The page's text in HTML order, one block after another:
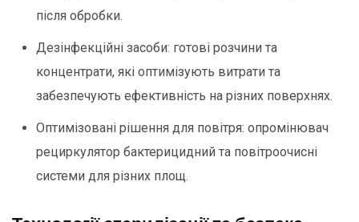
після обробки.
Дезінфекційні засоби: готові розчини та
концентрати, які оптимізують витрати та
забезпечують ефективність на різних поверхнях.
Оптимізовані рішення для повітря: опромінювач
рециркулятор бактерицидний та повітроочисні
системи для різних площ.